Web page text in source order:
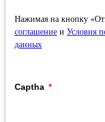
Нажимая на кнопку
соглашение и Условия
данных
Captha